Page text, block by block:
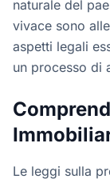
naturale del
vivace sono
aspetti legali
un processo di
Le leggi sulla